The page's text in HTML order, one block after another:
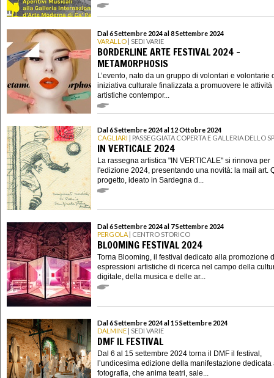
Dal 6 Settembre 2024 al 8 Settembre 2024
VARALLO | SEDI VARIE
BORDERLINE ARTE FESTIVAL 2024 -
METAMORPHOSIS
L’evento, nato da un gruppo di volontari e volontarie
iniziativa culturale finalizzata a promuovere le attività
artistiche contempor...
Dal 6 Settembre 2024 al 12 Ottobre 2024
CAGLIARI | PASSEGGIATA COPERTA E GALLERIA DELLO
IN VERTICALE 2024
La rassegna artistica "IN VERTICALE" si rinnova per
l'edizione 2024, presentando una novità: la mail art.
progetto, ideato in Sardegna d...
Dal 6 Settembre 2024 al 7 Settembre 2024
PERGOLA | CENTRO STORICO
BLOOMING FESTIVAL 2024
Torna Blooming, il festival dedicato alla promozione
espressioni artistiche di ricerca nel campo della
digitale, della musica e delle ar...
Dal 6 Settembre 2024 al 15 Settembre 2024
DALMINE | SEDI VARIE
DMF IL FESTIVAL
Dal 6 al 15 settembre 2024 torna il DMF il festival,
l’undicesima edizione della manifestazione dedicata
fotografia, che anima teatri, sale...